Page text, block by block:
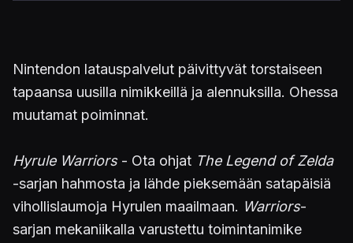
Nintendon latauspalvelut päivittyvät torstaiseen
tapaansa uusilla nimikkeillä ja alennuksilla. Ohessa
muutamat poiminnat.
Hyrule Warriors- Ota ohjat The Legend of Zelda
-sarjan hahmosta ja lähde pieksemään satapäisiä
vihollislaumoja Hyrulen maailmaan. Warriors-
sarjan mekaniikalla varustettu toimintanimike